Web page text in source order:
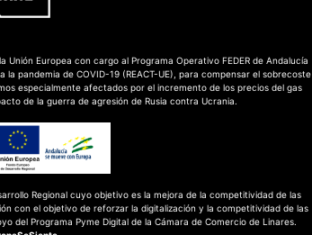
Europea con cargo al Programa Operativo FEDER de Andalucía
pandemia de COVID-19 (REACT-UE), para compensar el sobrecoste
especialmente afectados por el incremento de los precios del gas
de la guerra de agresión de Rusia contra Ucrania.
Regional cuyo objetivo es la mejora de la competitividad de las
con el objetivo de reforzar la digitalización y la competitividad de las
del Programa Pyme Digital de la Cámara de Comercio de Linares.